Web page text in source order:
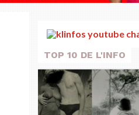
TOP 10 DE L'INFO